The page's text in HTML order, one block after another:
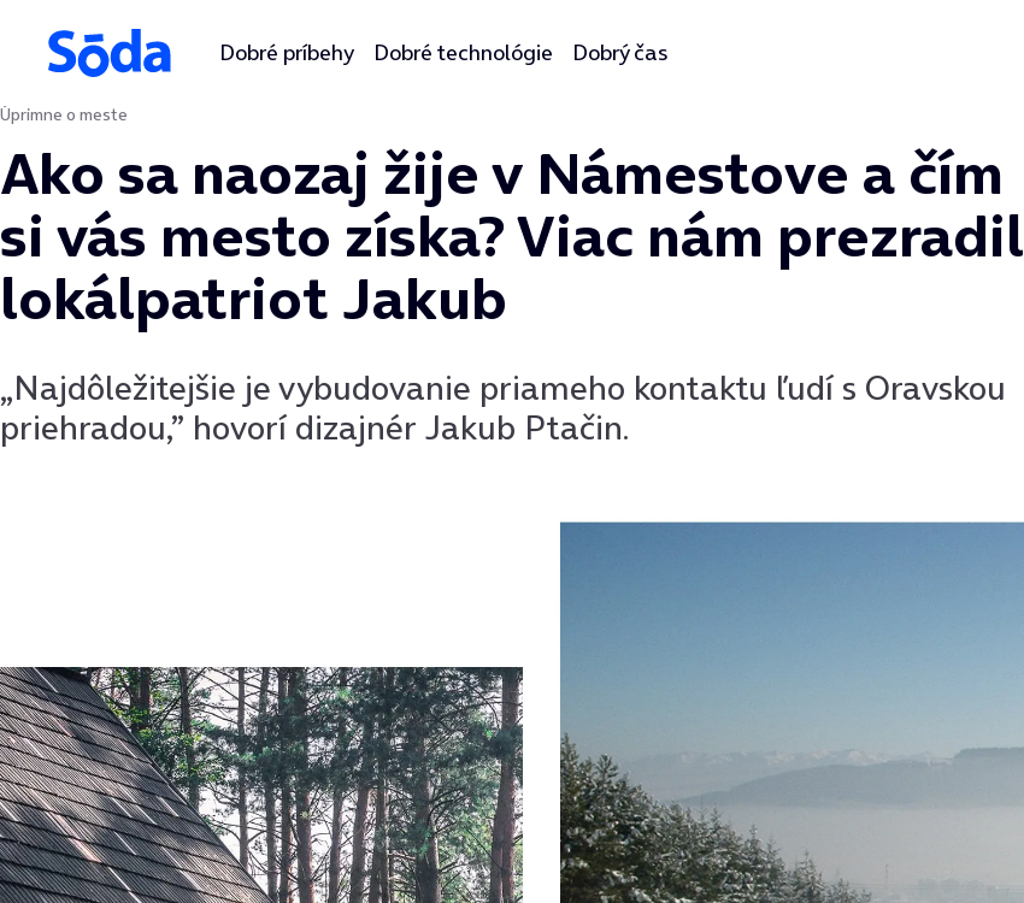
Preskočiť na obsah
Dobré príbehy Dobré technológie Dobrý čas
Úprimne o meste
Ako sa naozaj žije v Námestove a čím
si vás mesto získa? Viac nám prezradil
lokálpatriot Jakub
„Najdôležitejšie je vybudovanie priameho kontaktu ľudí s Oravskou
priehradou,” hovorí dizajnér Jakub Ptačin.